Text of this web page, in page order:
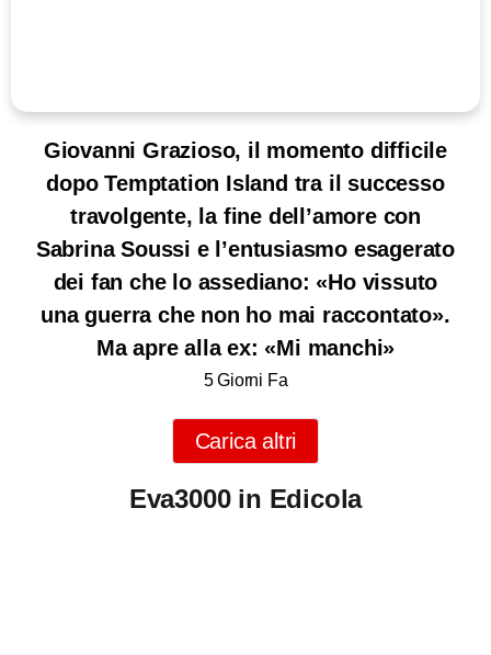
Giovanni Grazioso, il momento difficile
dopo Temptation Island tra il successo
travolgente, la fine dell’amore con
Sabrina Soussi e l’entusiasmo esagerato
dei fan che lo assediano: «Ho vissuto
una guerra che non ho mai raccontato».
Ma apre alla ex: «Mi manchi»
5 Giorni Fa
Carica altri
Eva3000 in Edicola